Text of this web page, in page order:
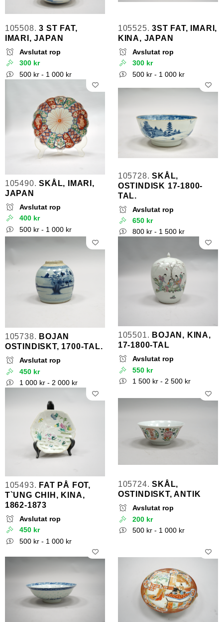
105508. 3 ST FAT,
IMARI, JAPAN
Avslutat rop
300 kr
500 kr - 1 000 kr
105525. 3ST FAT, IMARI,
KINA, JAPAN
Avslutat rop
300 kr
500 kr - 1 000 kr
105490. SKÅL, IMARI,
JAPAN
Avslutat rop
400 kr
500 kr - 1 000 kr
105728. SKÅL,
OSTINDISK 17-1800-
TAL.
Avslutat rop
650 kr
800 kr - 1 500 kr
105738. BOJAN
OSTINDISKT, 1700-TAL.
Avslutat rop
450 kr
1 000 kr - 2 000 kr
105501. BOJAN, KINA,
17-1800-TAL
Avslutat rop
550 kr
1 500 kr - 2 500 kr
105493. FAT PÅ FOT,
T`UNG CHIH, KINA,
1862-1873
Avslutat rop
450 kr
500 kr - 1 000 kr
105724. SKÅL,
OSTINDISKT, ANTIK
Avslutat rop
200 kr
500 kr - 1 000 kr